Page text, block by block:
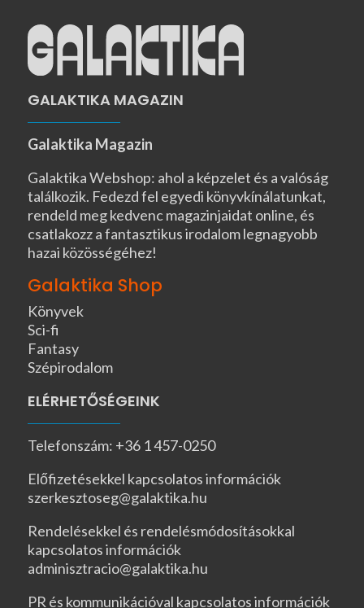
GALAKTIKA MAGAZIN
Galaktika Magazin
Galaktika Webshop: ahol a képzelet és a valóság
találkozik. Fedezd fel egyedi könyvkínálatunkat,
rendeld meg kedvenc magazinjaidat online, és
csatlakozz a fantasztikus irodalom legnagyobb
hazai közösségéhez!
Galaktika Shop
Könyvek
Sci-fi
Fantasy
Szépirodalom
ELÉRHETŐSÉGEINK
Telefonszám: +36 1 457-0250
Előfizetésekkel kapcsolatos információk
szerkesztoseg@galaktika.hu
Rendelésekkel és rendelésmódosításokkal
kapcsolatos információk
adminisztracio@galaktika.hu
PR és kommunikációval kapcsolatos információk